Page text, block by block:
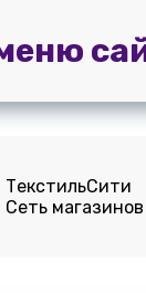
штор
ТекстильСити
Сеть